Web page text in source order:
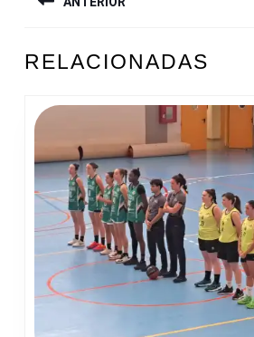
DE
anterior:
entrada:
RELACIONADAS